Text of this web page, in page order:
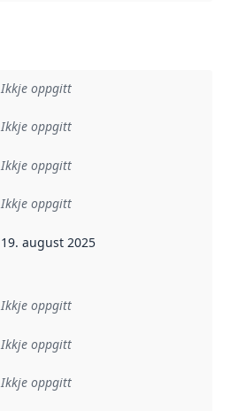
Ikkje oppgitt
:
Ikkje oppgitt
Ikkje oppgitt
:
Ikkje oppgitt
datoen seier når dataa i dette
19. august 2025
Ikkje oppgitt
Ikkje oppgitt
Ikkje oppgitt